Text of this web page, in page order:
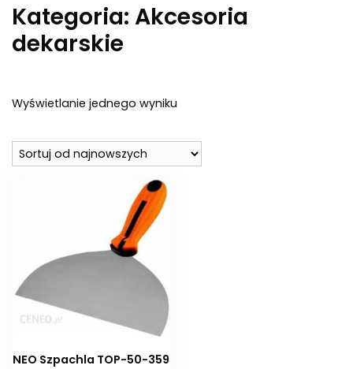
Kategoria: Akcesoria
dekarskie
Wyświetlanie jednego wyniku
NEO Szpachla TOP-50-359